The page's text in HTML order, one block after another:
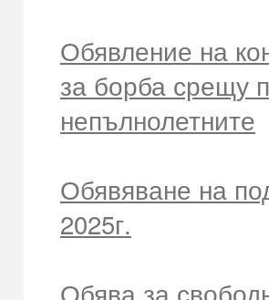
Обявление на
за борба срещу
непълнолетните
Обявяване на
2025г.
Обява за